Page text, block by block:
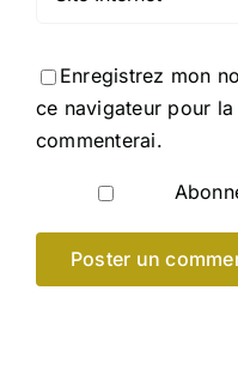
Enregistrez mon
ce navigateur pour
commenterai.